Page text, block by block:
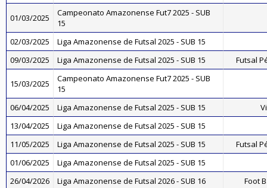
01/03/2025
Campeonato Amazonense Fut7 2025 - SUB
15
02/03/2025
Liga Amazonense de Futsal 2025 - SUB 15
09/03/2025
Liga Amazonense de Futsal 2025 - SUB 15 Futsal
15/03/2025
Campeonato Amazonense Fut7 2025 - SUB
15
06/04/2025
Liga Amazonense de Futsal 2025 - SUB 15
13/04/2025
Liga Amazonense de Futsal 2025 - SUB 15
11/05/2025
Liga Amazonense de Futsal 2025 - SUB 15
Futsal
01/06/2025
Liga Amazonense de Futsal 2025 - SUB 15
26/04/2026
Liga Amazonense de Futsal 2026 - SUB 16 Foot